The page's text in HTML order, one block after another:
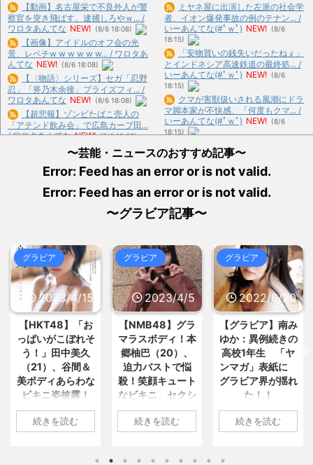
【動画】名古屋栄で不良外人が警
察官を突き飛ばす。逮捕しろやｗ... /
ワロタあんてな NEW! (8/6 18:08)
【画像】アイドルのオフ会の光
景、レベチw w w w w w... / ワロタあ
んてな NEW! (8/6 18:08)
【〈物語〉シリーズ】セガ「忍野
忍」「斧乃木余接」プライズフィ... /
ワロタあんてな NEW! (8/6 18:08)
【超悲報】ゾンビたばこ売人の
「アテンド飲み会」で広島カープ田...
/ ワロタあんてな NEW! (8/6 18:08)
日頃から「泥棒の9割は韓国人」
と嫌韓発言を繰り返すトメ！冬ソ... /
【画像】私のパンツギリギリ見え
ない写真載せるわ⇒www / おまとめ :
おまとめ : おすすめ NEW! (8/6 16:33)
【画像】このボケて、破壊力あり
すぎてクッソワロタwww / おまとめ :
おすすめ NEW! (8/6 16:07)
【リスク3倍】お前ら「認知症」
になりたくないなら酒をやめろ / おま
とめ : おすすめ NEW! (8/6 15:55)
【悲報】結婚して2年目の奥さん
が風俗経験者だと判明 / おまとめ : お
すすめ (8/6 15:35)
【信長の野望・新生】米問屋をど
ういう時にどこに建てるのかわか... /
(8/29 00:02)
安倍国葬たったの2.5億円に批判
ミヤネ屋に出演した左派の社会学
者、イオン爆発事故の例のテナン... /
いーあんてな(#ﾟｗﾟ) NEW! (8/6
18:15)
「安物買いの銭失いだったねぇ」
とインドネシア高速鉄道の最終処... /
いーあんてな(#ﾟｗﾟ) NEW! (8/6
18:15)
クマが害獣扱いされる風潮にドラ
マ脚本家が不快感、「何度もクマ... /
いーあんてな(#ﾟｗﾟ) NEW! (8/6
18:15)
【悲報】玉川徹さん、8月6日の原
爆の日にトンデモ持論を展開し... / い
ーあんてな(#ﾟｗﾟ) NEW! (8/6 18:15)
熊本の被災地で暴れまくったメデ
いーあんてな(#ﾟｗﾟ)
外に落下 / 5chまとめMAP(総
合)
NEW! (8/6 18:15)
ひろゆき氏「高市首相が熊本で避
難所を視察したのは3分だけ説」... /
5chまとめMAP(総合) NEW! (8/6
18:13)
【芸能】錦鯉・渡辺隆「飲み代は
収入のほぼ…」税理士も仰天 / 5chま
とめMAP(総合) NEW! (8/6 17:35)
骨延長手術「0.2％の確率で一生
歩けない体になるけど足が10... / 5ch
まとめMAP(総合) NEW! (8/6 17:09)
【経済】女性の労働力率は北欧並
みも「低賃金依存」の限界 団塊... /
5chまとめMAP(総合) NEW! (8/6
17:05)
ンだ」 熊本地震直後の日本の対... / に
〜芸能・ニュースのおすすめ記事〜
Error: Feed has an error or is not valid.
Error: Feed has an error or is not valid.
〜グラビア記事〜
グラビア
2023/4/5
【NMB48】グラ
マラスボディ！本
郷柚巴（20）、
迫力バストで悩
殺！笑顔キュート
なビキニ、セクシ
ーニット、ランジ
ェリー姿披露
続きを読む
グラビア
2022/6/20
【グラビア】南み
ゆか：異例続きの
高校1年生 「ヤ
ンマガ」表紙に
グラビア界が揺れ
た！！
1: 名無しさん
2022/06/20(月)
続きを読む
グラビア
2022/6/18
【速報です!!!】中
川翔子「写真集」
2位 8キロ減の
ランジェリーカッ
トほか「今まで以
上に攻めた」過去
最高に色っぽ
い“しょこたん”満
1: 名無しさん
続きを読む